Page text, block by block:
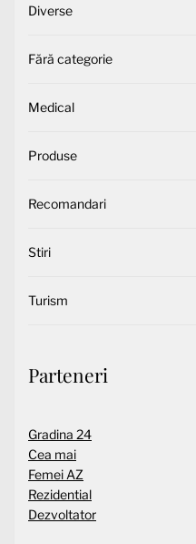
Diverse
Fără categorie
Medical
Produse
Recomandari
Stiri
Turism
Parteneri
Gradina 24
Cea mai
Femei AZ
Rezidential
Dezvoltator